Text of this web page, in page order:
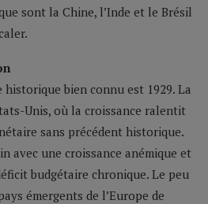
sont la Chine, l’Inde et le Brésil
historique bien connu est 1929. La
Unis, où la croissance ralentit
sans précédent historique.
avec une croissance anémique et
budgétaire chronique. Le peu
émergents de l’Europe de